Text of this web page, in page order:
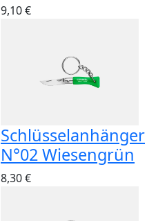
9,10 €
Schlüsselanhänger
N°02 Wiesengrün
8,30 €